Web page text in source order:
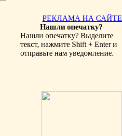
РЕКЛАМА НА САЙТЕ
Нашли опечатку?
Нашли опечатку? Выделите
текст, нажмите Shift + Enter и
отправьте нам уведомление.